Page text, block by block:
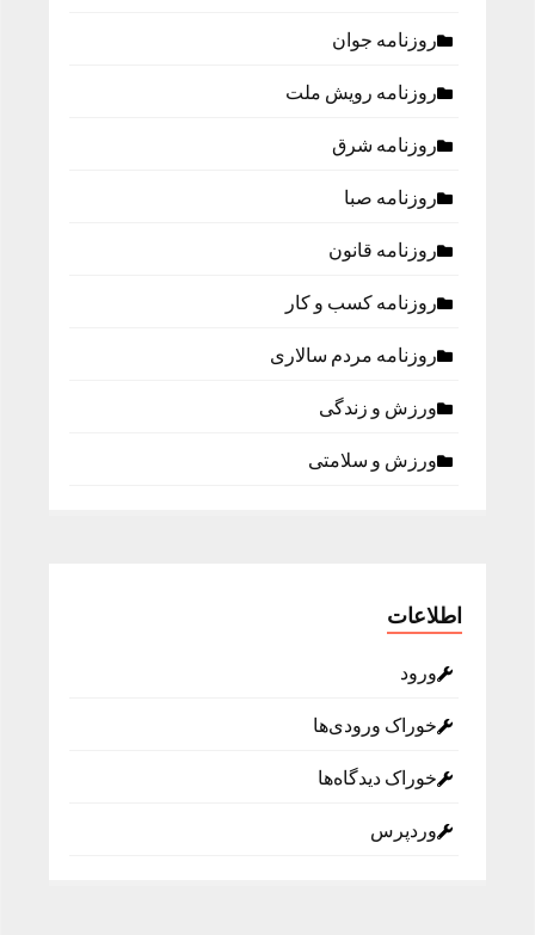
روزنامه جوان
روزنامه رویش ملت
روزنامه شرق
روزنامه صبا
روزنامه قانون
روزنامه كسب و كار
روزنامه مردم سالاری
ورزش و زندگی
ورزش و سلامتی
اطلاعات
ورود
خوراک ورودی‌ها
خوراک دیدگاه‌ها
وردپرس